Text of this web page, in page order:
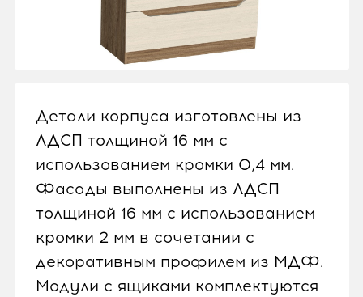
Детали корпуса изготовлены из
ЛДСП толщиной 16 мм с
использованием кромки 0,4 мм.
Фасады выполнены из ЛДСП
толщиной 16 мм с использованием
кромки 2 мм в сочетании с
декоративным профилем из МДФ.
Модули с ящиками комплектуются